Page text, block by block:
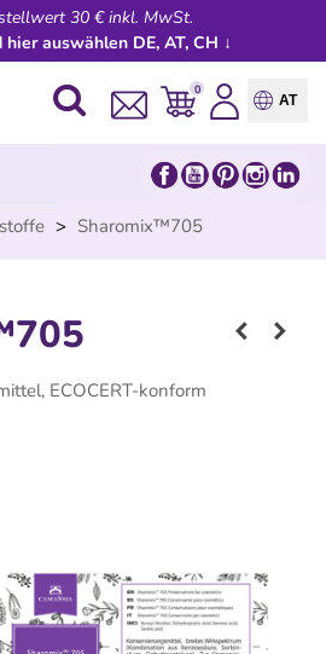
30 € inkl. MwSt.
auswählen DE, AT, CH ↓
0
AT
> Sharomix™705
ECOCERT-konform